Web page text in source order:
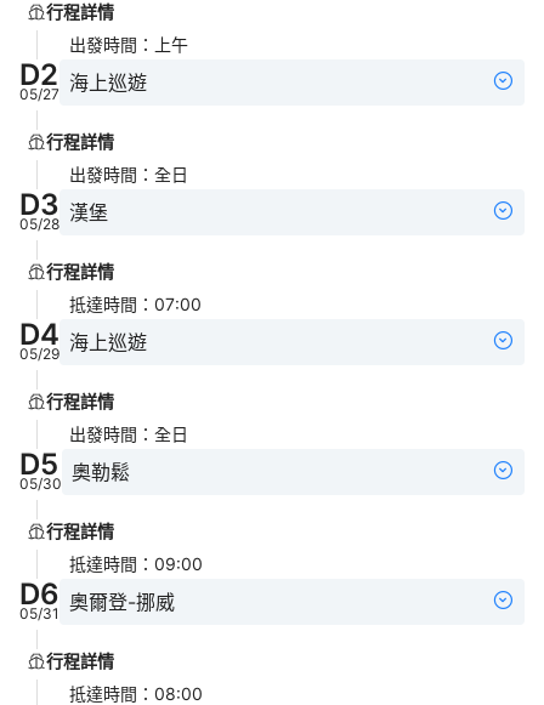
行程詳情
出發時間 ： 上午
D2
05/27 海上巡遊
行程詳情
出發時間 ： 全日
D3
05/28 漢堡
行程詳情
抵達時間 ： 07:00
D4
05/29 海上巡遊
行程詳情
出發時間 ： 全日
D5
05/30 奧勒鬆
行程詳情
抵達時間 ： 09:00
D6
05/31 奧爾登-挪威
行程詳情
抵達時間 ： 08:00